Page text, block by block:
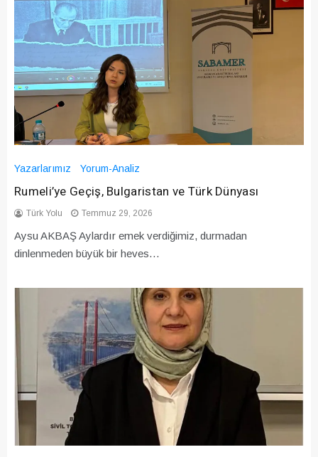
Yazarlarımız Yorum-Analiz
Rumeli’ye Geçiş, Bulgaristan ve Türk Dünyası
Türk Yolu Temmuz 29, 2026
Aysu AKBAŞ Aylardır emek verdiğimiz, durmadan
dinlenmeden büyük bir heves…